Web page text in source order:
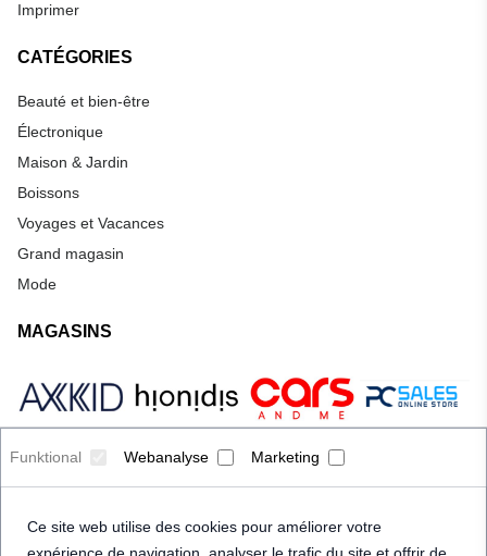
Funktional Webanalyse Marketing
Ce site web utilise des cookies pour améliorer votre
Imprimer
CATÉGORIES
Beauté et bien-être
Électronique
Maison & Jardin
Boissons
Voyages et Vacances
Grand magasin
Mode
MAGASINS